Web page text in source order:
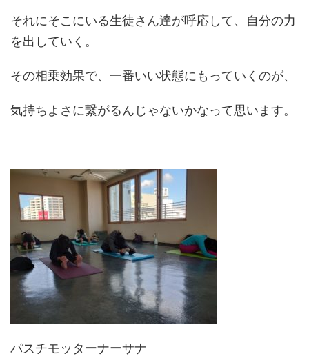
それにそこにいる生徒さん達が呼応して、自分の力
を出していく。
その相乗効果で、一番いい状態にもっていくのが、
気持ちよさに繋がるんじゃないかなって思います。
パスチモッターナーサナ